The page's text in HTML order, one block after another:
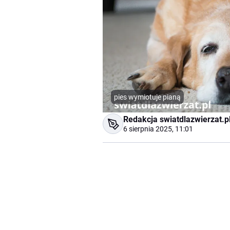
pies wymiotuje pianą
Redakcja
6 sierpnia 2025, 11:01